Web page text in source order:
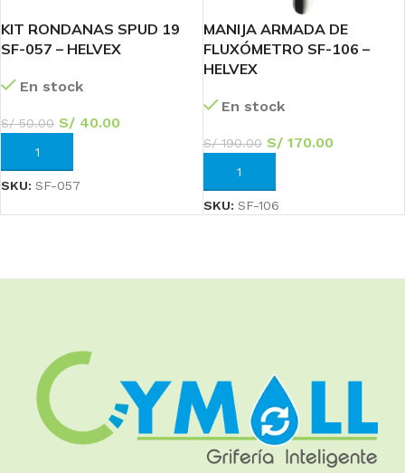
KIT RONDANAS SPUD 19
SF-057 – HELVEX
En stock
S/50.00 S/ 40.00
AÑADIR AL CARRITO
SKU: SF-057
MANIJA ARMADA DE
FLUXÓMETRO SF-106 –
HELVEX
En stock
S/190.00 S/170.00
AÑADIR AL CARRITO
SKU: SF-106